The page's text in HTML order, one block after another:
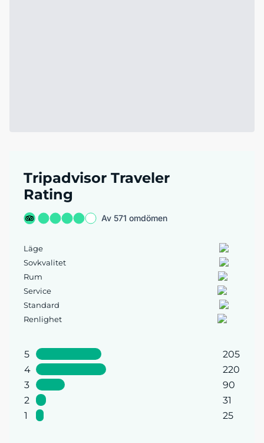
Tripadvisor Traveler
Rating
Av 571 omdömen
Läge
Sovkvalitet
Rum
Service
Standard
Renlighet
5
205
4
220
3
90
2
31
1
25